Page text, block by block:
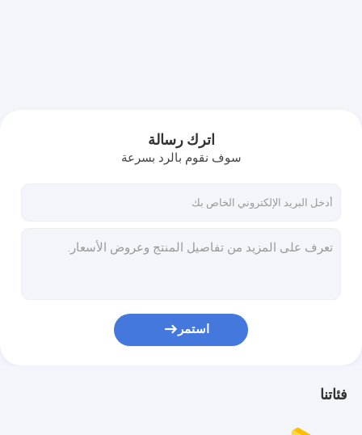
اترك رسالة
سوف نقوم بالرد بسرعة
استمر
فئاتنا